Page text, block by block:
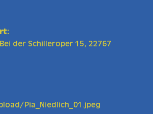
der Schilleroper 15, 22767
Pia_Niedlich_01.jpeg